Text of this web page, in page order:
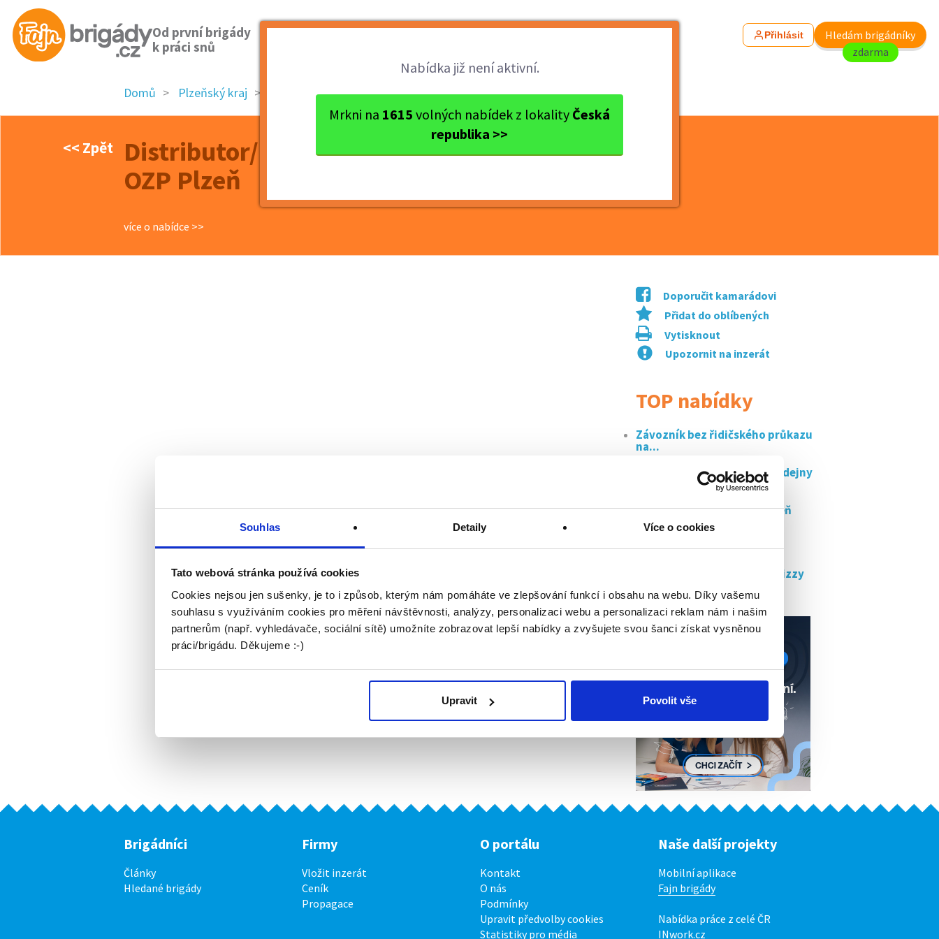
Souhlas Detaily Více o cookies
Tato webová stránka používá cookies
Cookies nejsou jen sušenky, je to i způsob, kterým nám pomáháte ve zlepšování funkcí i obsahu na webu. Díky vašemu
souhlasu s využíváním cookies pro měření návštěvnosti, analýzy, personalizaci webu a personalizaci reklam nám i našim
partnerům (např. vyhledávače, sociální sítě) umožníte zobrazovat lepší nabídky a zvyšujete svou šanci získat vysněnou
práci/brigádu. Děkujeme :-)
Upravit Povolit vše
Od první brigády
k práci snů
Přihlásit
Hledám brigádníky
zdarma
Nabídka již není aktivní.
Mrkni na 1615 volných nabídek z lokality Česká
republika >>
Domů Plzeňský kraj okres Plzeň Plzeň Distributor/ka reklamních l...
<< Zpět
Distributor/ka reklamních letáků – pro
OZP Plzeň
více o nabídce >>
Doporučit kamarádovi
Přidat do oblíbených
Vytisknout
Upozornit na inzerát
TOP nabídky
Závozník bez řidičského průkazu
na...
Hledáme strážného pro prodejny
Noční vybalování zboží plzeň
190...
Lektor/ka angličtiny
Kurýr/kurýrka pro rozvoz pizzy
Brigádníci
Články
Hledané brigády
Firmy
Vložit inzerát
Ceník
Propagace
O portálu
Kontakt
O nás
Podmínky
Upravit předvolby cookies
Statistiky pro média
Naše další projekty
Mobilní aplikace
Fajn brigády
Nabídka práce z celé ČR
INwork.cz